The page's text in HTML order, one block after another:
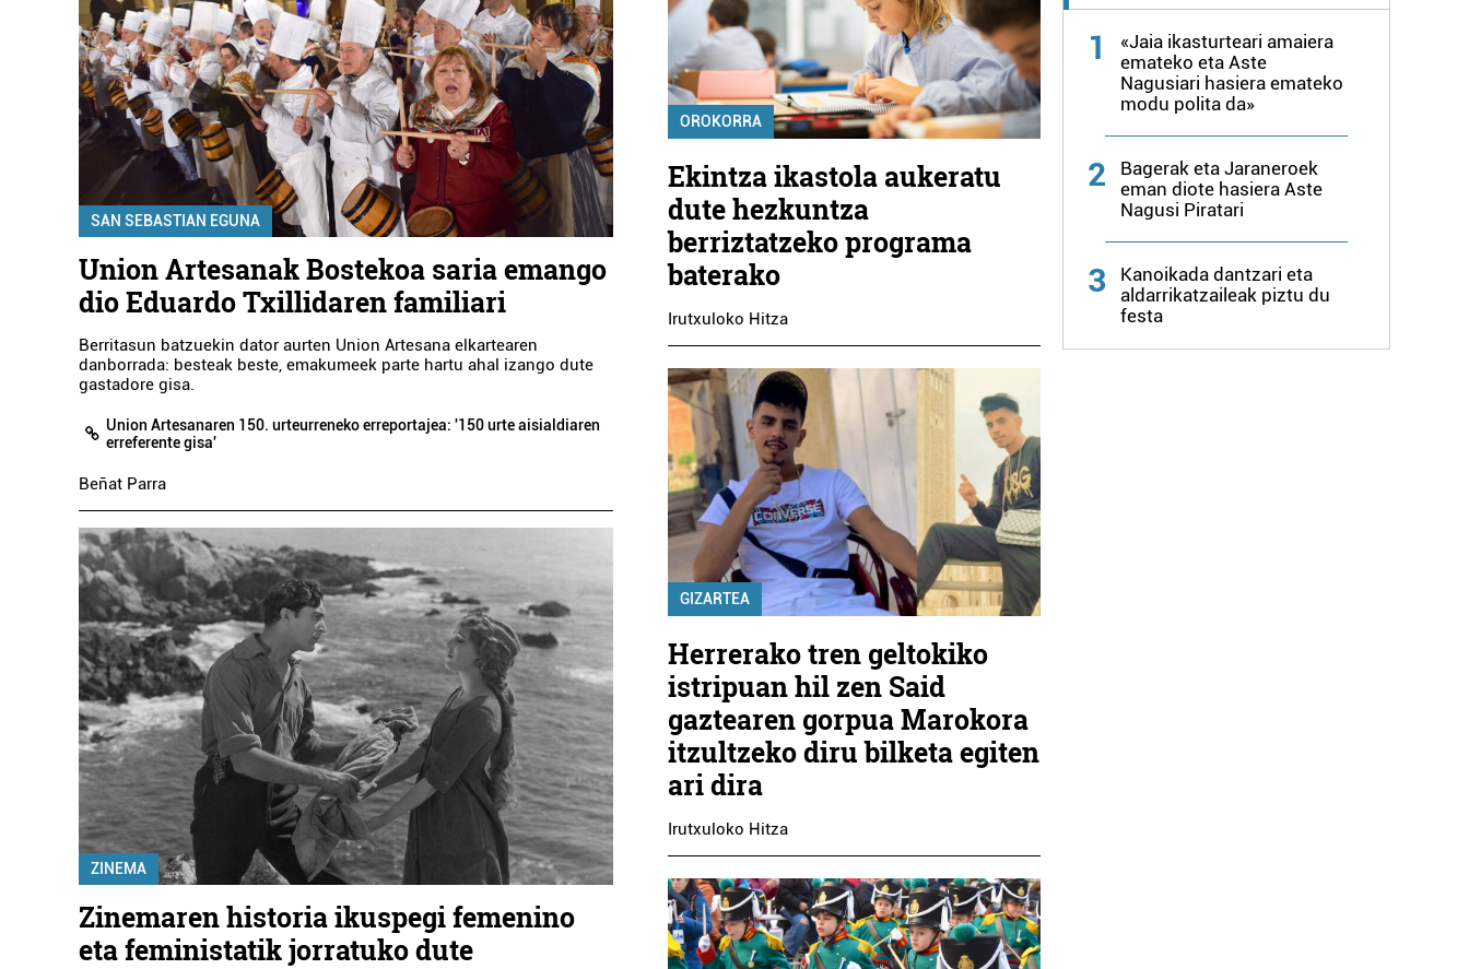
SAN SEBASTIAN EGUNA
Union Artesanak Bostekoa saria emango
dio Eduardo Txillidaren familiari
Berritasun batzuekin dator aurten Union Artesana elkartearen
danborrada: besteak beste, emakumeek parte hartu ahal izango dute
gastadore gisa.
Union Artesanaren 150. urteurreneko erreportajea: '150 urte aisialdiaren
erreferente gisa'
Beñat Parra
ZINEMA
Zinemaren historia ikuspegi femenino
eta feministatik jorratuko dute
OROKORRA
Ekintza ikastola aukeratu
dute hezkuntza
berriztatzeko programa
baterako
Irutxuloko Hitza
GIZARTEA
Herrerako tren geltokiko
istripuan hil zen Said
gaztearen gorpua Marokora
itzultzeko diru bilketa egiten
ari dira
Irutxuloko Hitza
1
«Jaia ikasturteari amaiera
emateko eta Aste
Nagusiari hasiera emateko
modu polita da»
2
Bagerak eta Jaraneroek
eman diote hasiera Aste
Nagusi Piratari
3
Kanoikada dantzari eta
aldarrikatzaileak piztu du
festa